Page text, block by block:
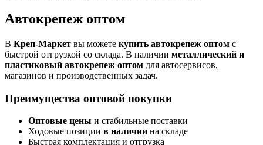
Автокрепеж оптом
В Креп-Маркет вы можете купить автокрепеж оптом с
быстрой отгрузкой со склада. В наличии металлический и
пластиковый автокрепеж оптом для автосервисов,
магазинов и производственных задач.
Преимущества оптовой покупки
Оптовые цены и стабильные поставки
Ходовые позиции в наличии на складе
Быстрая комплектация и отгрузка